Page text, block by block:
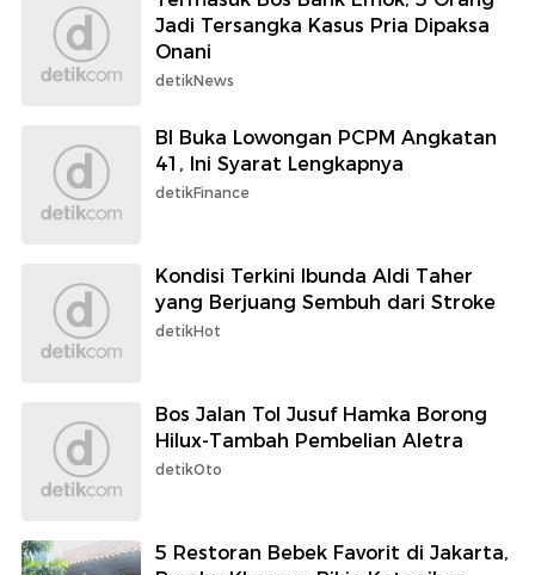
Jadi Tersangka Kasus Pria Dipaksa
Onani
detikNews
BI Buka Lowongan PCPM Angkatan
41, Ini Syarat Lengkapnya
detikFinance
Kondisi Terkini Ibunda Aldi Taher
yang Berjuang Sembuh dari Stroke
detikHot
Bos Jalan Tol Jusuf Hamka Borong
Hilux-Tambah Pembelian Aletra
detikOto
5 Restoran Bebek Favorit di Jakarta,